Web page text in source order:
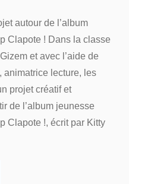
autour de l’album
Clapote ! Dans la classe
et avec l’aide de
animatrice lecture, les
projet créatif et
de l’album jeunesse
Clapote !, écrit par Kitty